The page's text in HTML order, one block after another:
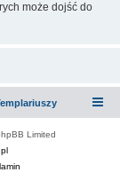
może dojść do
Limited